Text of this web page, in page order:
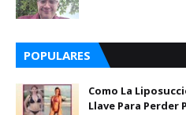
POPULARES
Como La
Llave Para